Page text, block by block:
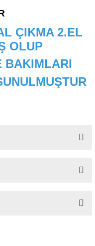
ÇIKMA 2.EL
OLUP
BAKIMLARI
yapın!